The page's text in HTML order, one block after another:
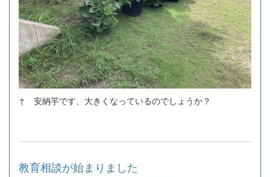
↑ 安納芋です、大きくなっているのでしょうか？
教育相談が始まりました